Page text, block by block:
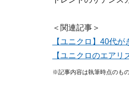
＜関連記事＞
【ユニクロ】40代
【ユニクロのエア
※記事内容は執筆時点のも